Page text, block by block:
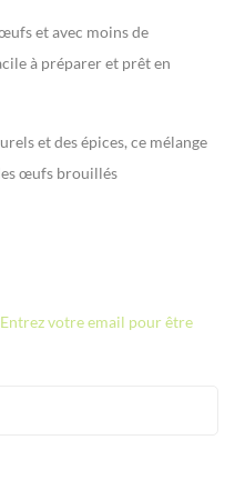
et avec moins de
à préparer et prêt en
et des épices, ce mélange
œufs brouillés
votre email pour être